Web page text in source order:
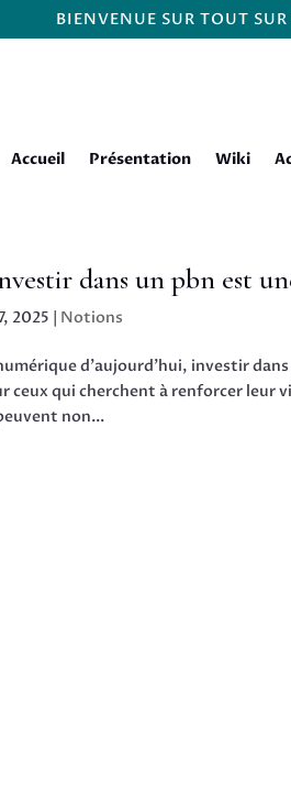
BIENVENUE SUR TOUT
Accueil Présentation Wiki
dans un pbn est
2025 | Notions
d’aujourd’hui, investir
ceux qui cherchent à renforcer
non...